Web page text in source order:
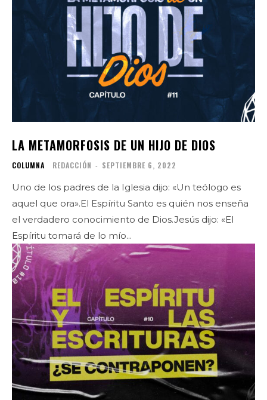
LA METAMORFOSIS DE UN HIJO DE DIOS
COLUMNA REDACCIÓN - SEPTIEMBRE 6, 2022
Uno de los padres de la Iglesia dijo: «Un teólogo es
aquel que ora».El Espíritu Santo es quién nos enseña
el verdadero conocimiento de Dios.Jesús dijo: «El
Espíritu tomará de lo mío...